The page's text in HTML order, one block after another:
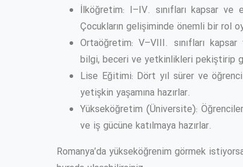
İlköğretim: I–IV. sınıfları kapsar ve
Çocukların gelişiminde önemli bir rol
Ortaöğretim: V–VIII. sınıfları
bilgi, beceri ve yetkinlikleri pekiştirip
Lise Eğitimi: Dört yıl sürer ve
yetişkin yaşamına hazırlar.
Yükseköğretim (Üniversite):
ve iş gücüne katılmaya hazırlar.
Romanya’da yükseköğrenim görmek